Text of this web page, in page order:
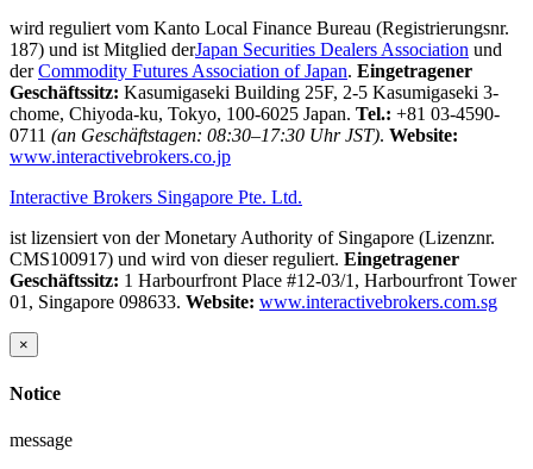
wird reguliert vom Kanto Local Finance Bureau (Registrierungsnr.
187) und ist Mitglied derJapan Securities Dealers Association und
derCommodity Futures Association of Japan. Eingetragener
Geschäftssitz: Kasumigaseki Building 25F, 2-5 Kasumigaseki 3-
chome, Chiyoda-ku, Tokyo, 100-6025 Japan. Tel.: +81 03-4590-
0711 (an Geschäftstagen: 08:30–17:30 Uhr JST). Website:
www.interactivebrokers.co.jp
Interactive Brokers Singapore Pte. Ltd.
ist lizensiert von der Monetary Authority of Singapore (Lizenznr.
CMS100917) und wird von dieser reguliert. Eingetragener
Geschäftssitz: 1 Harbourfront Place #12-03/1, Harbourfront Tower
01, Singapore 098633. Website: www.interactivebrokers.com.sg
×
Notice
message